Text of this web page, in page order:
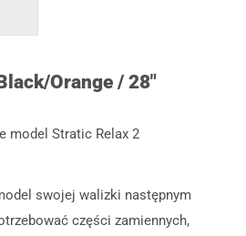
Orange / 28"
model Stratic Relax 2
swojej walizki następnym
części zamiennych,